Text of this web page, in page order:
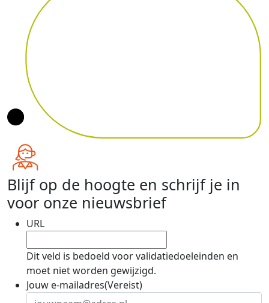
Blijf op de hoogte en schrijf je in
voor onze nieuwsbrief
URL
Dit veld is bedoeld voor validatiedoeleinden en
moet niet worden gewijzigd.
Jouw e-mailadres(Vereist)